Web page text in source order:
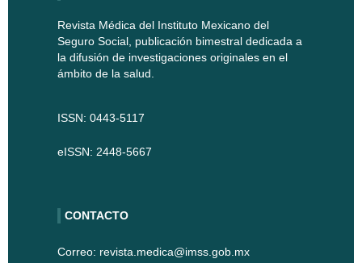
Revista Médica del Instituto Mexicano del
Seguro Social, publicación bimestral dedicada a
la difusión de investigaciones originales en el
ámbito de la salud.
ISSN: 0443-5117
eISSN: 2448-5667
CONTACTO
Correo: revista.medica@imss.gob.mx